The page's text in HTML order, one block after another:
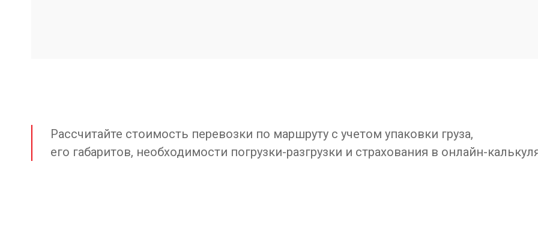
Рассчитайте стоимость перевозки по маршруту с учетом упаковки груза,
его габаритов, необходимости погрузки-разгрузки и страхования в онлайн-